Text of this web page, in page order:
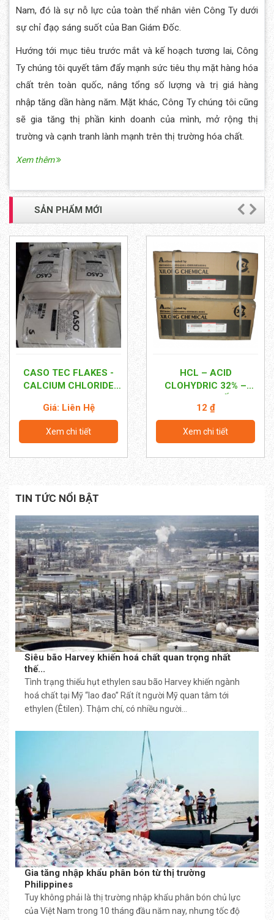
Nam, đó là sự nỗ lực của toàn thể nhân viên Công Ty dưới
sự chỉ đạọ sáng suốt của Ban Giám Đốc.
Hướng tới mục tiêu trước mắt và kế hoạch tương lai, Công
Ty chúng tôi quyết tâm đẩy mạnh sức tiêu thụ mặt hàng hóa
chất trên toàn quốc, nâng tổng số lượng và trị giá hàng
nhập tăng dần hàng năm. Mặt khác, Công Ty chúng tôi cũng
sẽ gia tăng thị phần kinh doanh của mình, mở rộng thị
trường và cạnh tranh lành mạnh trên thị trường hóa chất.
Xem thêm
SẢN PHẨM MỚI
CASO TEC FLAKES -
CALCIUM CHLORIDE
Giá: Liên Hệ
Xem chi tiết
HCL – ACID
CLOHYDRIC 32% –
12 ₫
Xem chi tiết
TIN TỨC NỔI BẬT
Siêu bão Harvey khiến hoá chất quan trọng nhất
thế...
Tình trạng thiếu hụt ethylen sau bão Harvey khiến ngành
hoá chất tại Mỹ “lao đao” Rất ít người Mỹ quan tâm tới
ethylen (Êtilen). Thậm chí, có nhiều người...
Gia tăng nhập khẩu phân bón từ thị trường
Philippines
Tuy không phải là thị trường nhập khẩu phân bón chủ lực
của Việt Nam trong 10 tháng đầu năm nay, nhưng tốc độ